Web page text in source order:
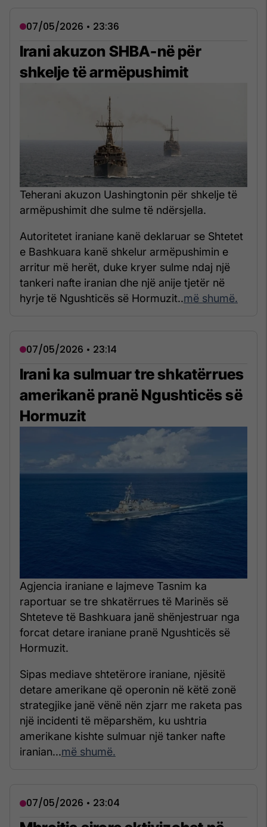
07/05/2026 • 23:36
Irani akuzon SHBA-në për
shkelje të armëpushimit
Teherani akuzon Uashingtonin për shkelje të
armëpushimit dhe sulme të ndërsjella.
Autoritetet iraniane kanë deklaruar se Shtetet
e Bashkuara kanë shkelur armëpushimin e
arritur më herët, duke kryer sulme ndaj një
tankeri nafte iranian dhe një anije tjetër në
hyrje të Ngushticës së Hormuzit..më shumë.
07/05/2026 • 23:14
Irani ka sulmuar tre shkatërrues
amerikanë pranë Ngushticës së
Hormuzit
Agjencia iraniane e lajmeve Tasnim ka
raportuar se tre shkatërrues të Marinës së
Shteteve të Bashkuara janë shënjestruar nga
forcat detare iraniane pranë Ngushticës së
Hormuzit.
Sipas mediave shtetërore iraniane, njësitë
detare amerikane që operonin në këtë zonë
strategjike janë vënë nën zjarr me raketa pas
një incidenti të mëparshëm, ku ushtria
amerikane kishte sulmuar një tanker nafte
iranian...më shumë.
07/05/2026 • 23:04